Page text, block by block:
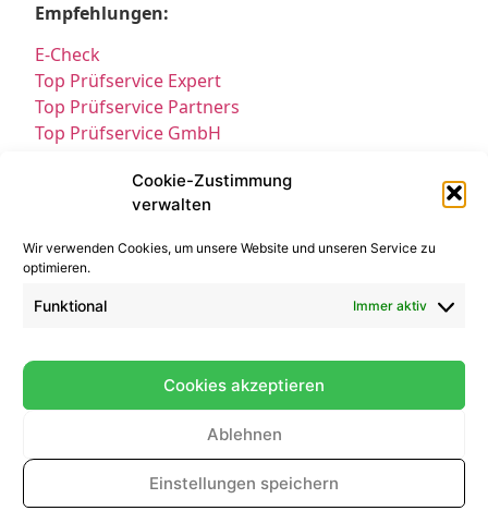
Cookie-Zustimmung
verwalten
Wir verwenden Cookies, um unsere Website und unseren Service zu
optimieren.
Funktional Immer aktiv
Cookies akzeptieren
Ablehnen
Einstellungen speichern
Empfehlungen:
E-Check
Top Prüfservice Expert
Top Prüfservice Partners
Top Prüfservice GmbH
Sicherheitsprüfungen Partners
Sicherheitsprüfungen Expert
Prüfung E-Check Expert
Prüfung elektrischer Anlagen
Kontakt Impressum Datenschutz
© All Rights Reserved 2025